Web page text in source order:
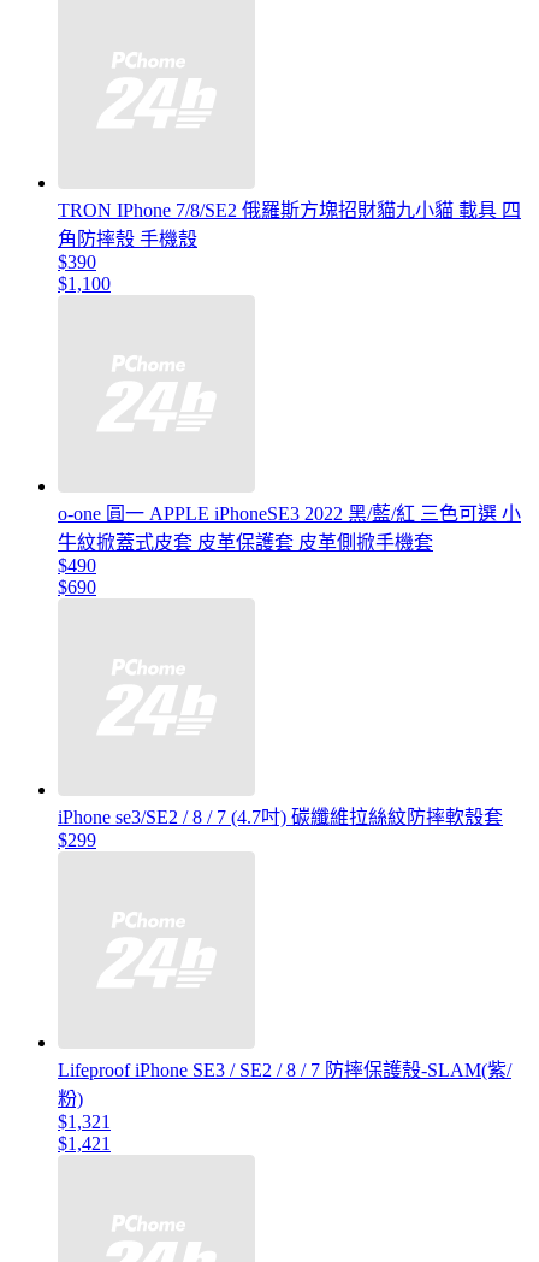
TRON IPhone 7/8/SE2 俄羅斯方塊招財貓九小貓 載具 四
角防摔殼 手機殼
$390
$1,100
o-one 圓一 APPLE iPhoneSE3 2022 黑/藍/紅 三色可選 小
牛紋掀蓋式皮套 皮革保護套 皮革側掀手機套
$490
$690
iPhone se3/SE2 / 8 / 7 (4.7吋) 碳纖維拉絲紋防摔軟殼套
$299
Lifeproof iPhone SE3 / SE2 / 8 / 7 防摔保護殼-SLAM(紫/
粉)
$1,321
$1,421